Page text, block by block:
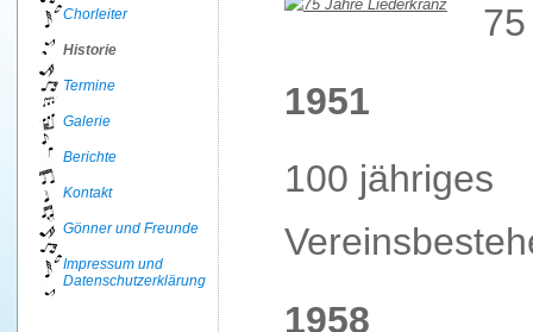
Chorleiter
Historie
Termine
Galerie
Berichte
Kontakt
Gönner und Freunde
Impressum und
Datenschutzerklärung
1951
100 jähriges
1958